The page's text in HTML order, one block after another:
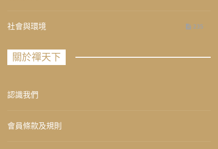
社會與環境 235
關於禪天下
認識我們
會員條款及規則